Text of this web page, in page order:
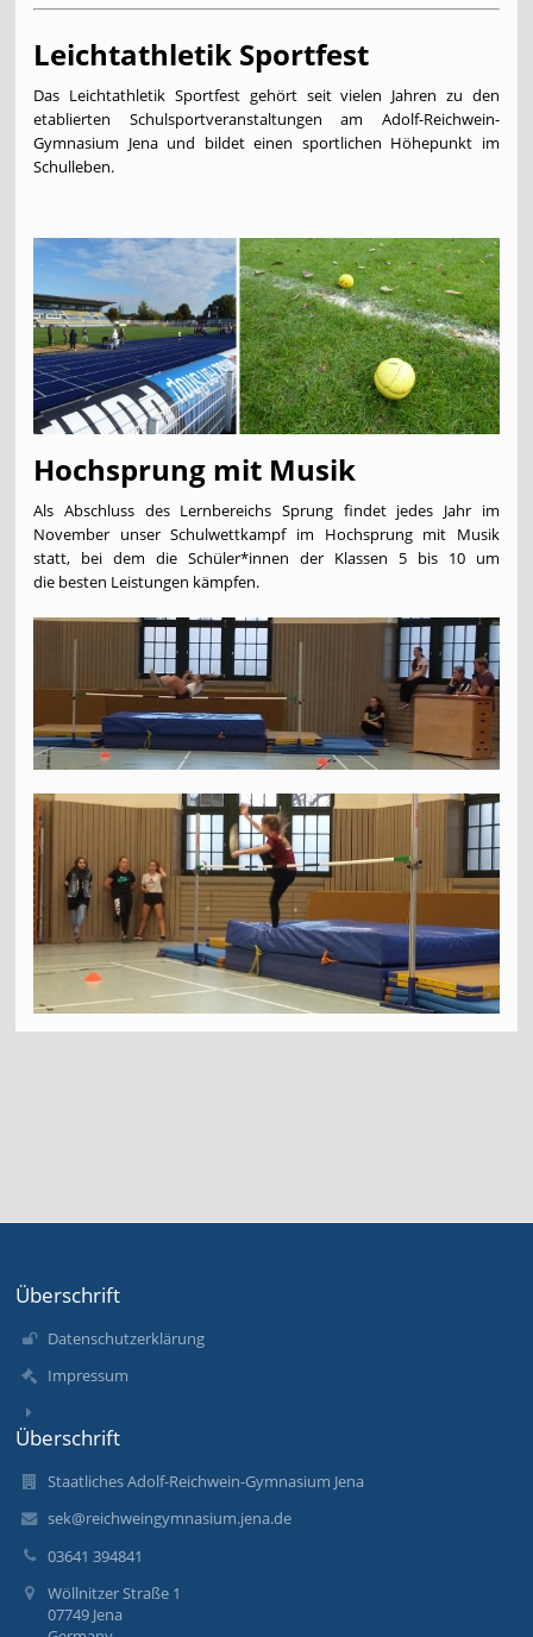
Leichtathletik Sportfest
Das Leichtathletik Sportfest gehört seit vielen Jahren zu den
etablierten Schulsportveranstaltungen am Adolf-Reichwein-
Gymnasium Jena und bildet einen sportlichen Höhepunkt im
Schulleben.
Hochsprung mit Musik
Als Abschluss des Lernbereichs Sprung findet jedes Jahr im
November unser Schulwettkampf im Hochsprung mit Musik
statt, bei dem die Schüler*innen der Klassen 5 bis 10 um
die besten Leistungen kämpfen.
Überschrift
Datenschutzerklärung
Impressum
Überschrift
Staatliches Adolf-Reichwein-Gymnasium Jena
sek@reichweingymnasium.jena.de
03641 394841
Wöllnitzer Straße 1
07749 Jena